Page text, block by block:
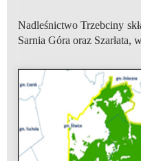
Nadleśnictwo Trzebciny
Sarnia Góra oraz Szarłata,